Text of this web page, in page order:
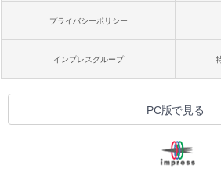
プライバシーポリシー
インプレスグループ
PC版で見る